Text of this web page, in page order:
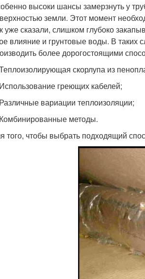
высоки шансы замерзнуть у
земли. Этот момент
уже сказали, слишком глубоко
влияние и грунтовые воды. В таких
более дорогостоящими
скорлупа из
греющих кабелей;
вариации теплоизоляции;
методы.
того, чтобы выбрать подходящий